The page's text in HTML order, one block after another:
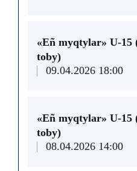
«Eñ myqtylar» U-15
toby)
09.04.2026 18:00
«Eñ myqtylar» U-15
toby)
08.04.2026 14:00